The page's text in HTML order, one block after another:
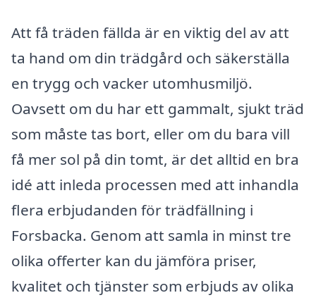
Att få träden fällda är en viktig del av att
ta hand om din trädgård och säkerställa
en trygg och vacker utomhusmiljö.
Oavsett om du har ett gammalt, sjukt träd
som måste tas bort, eller om du bara vill
få mer sol på din tomt, är det alltid en bra
idé att inleda processen med att inhandla
flera erbjudanden för trädfällning i
Forsbacka. Genom att samla in minst tre
olika offerter kan du jämföra priser,
kvalitet och tjänster som erbjuds av olika